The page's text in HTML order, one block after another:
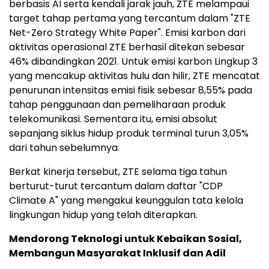
berbasis AI serta kendali jarak jauh, ZTE melampaui
target tahap pertama yang tercantum dalam "ZTE
Net-Zero Strategy White Paper". Emisi karbon dari
aktivitas operasional ZTE berhasil ditekan sebesar
46% dibandingkan 2021. Untuk emisi karbon Lingkup 3
yang mencakup aktivitas hulu dan hilir, ZTE mencatat
penurunan intensitas emisi fisik sebesar 8,55% pada
tahap penggunaan dan pemeliharaan produk
telekomunikasi. Sementara itu, emisi absolut
sepanjang siklus hidup produk terminal turun 3,05%
dari tahun sebelumnya.
Berkat kinerja tersebut, ZTE selama tiga tahun
berturut-turut tercantum dalam daftar "CDP
Climate A" yang mengakui keunggulan tata kelola
lingkungan hidup yang telah diterapkan.
Mendorong Teknologi untuk Kebaikan Sosial,
Membangun Masyarakat Inklusif dan Adil